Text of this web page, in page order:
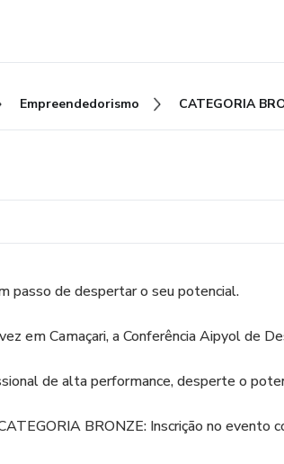
Empreendedorismo CATEGORIA
passo de despertar o seu potencial.
em Camaçari, a Conferência Aipyol de
de alta performance, desperte o
BRONZE: Inscrição no evento